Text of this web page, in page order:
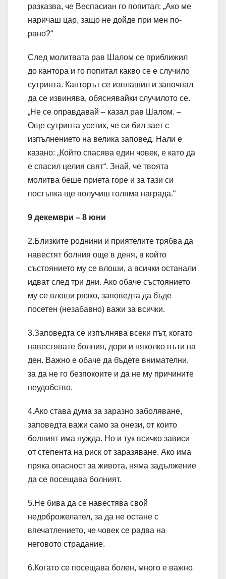
разказва, че Веспасиан го попитал: „Ако ме
наричаш цар, защо не дойде при мен по-
рано?“
След молитвата рав Шалом се приближил
до кантора и го попитал какво се е случило
сутринта. Канторът се изплашил и започнал
да се извинява, обяснявайки случилото се.
„Не се оправдавай – казал рав Шалом. –
Още сутринта усетих, че си бил зает с
изпълнението на велика заповед. Нали е
казано: „Който спасява един човек, е като да
е спасил целия свят“. Знай, че твоята
молитва беше приета горе и за тази си
постъпка ще получиш голяма награда.“
9 декември – 8 юни
2.Близките роднини и приятелите трябва да
навестят болния още в деня, в който
състоянието му се влоши, а всички останали
идват след три дни. Ако обаче състоянието
му се влоши рязко, заповедта да бъде
посетен (незабавно) важи за всички.
3.Заповедта се изпълнява всеки път, когато
навестявате болния, дори и няколко пъти на
ден. Важно е обаче да бъдете внимателни,
за да не го безпокоите и да не му причините
неудобство.
4.Ако става дума за заразно заболяване,
заповедта важи само за онези, от които
болният има нужда. Но и тук всичко зависи
от степента на риск от заразяване. Ако има
пряка опасност за живота, няма задължение
да се посещава болният.
5.Не бива да се навестява свой
недоброжелател, за да не остане с
впечатлението, че човек се радва на
неговото страдание.
6.Когато се посещава болен, много е важно